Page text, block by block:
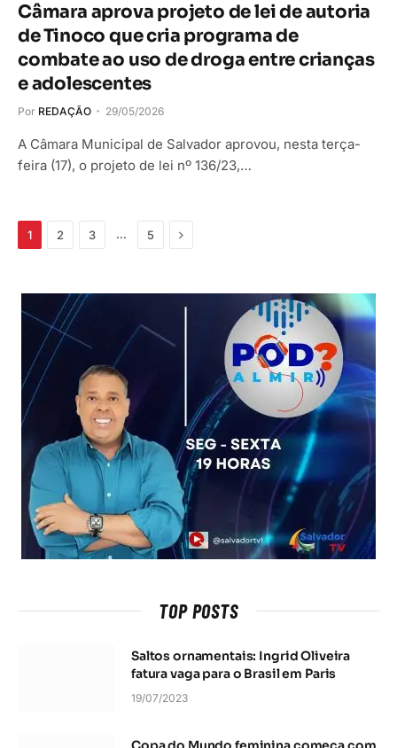
Câmara aprova projeto de lei de autoria
de Tinoco que cria programa de
combate ao uso de droga entre crianças
e adolescentes
Por REDAÇÃO 29/05/2026
A Câmara Municipal de Salvador aprovou, nesta terça-
feira (17), o projeto de lei nº 136/23,…
1 2 3 … 5 Próximo
TOP POSTS
Saltos ornamentais: Ingrid Oliveira
fatura vaga para o Brasil em Paris
19/07/2023